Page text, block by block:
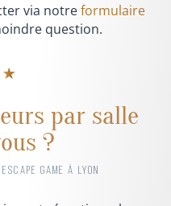
via notreformulaire
question.
par salle
?
GAME À LYON